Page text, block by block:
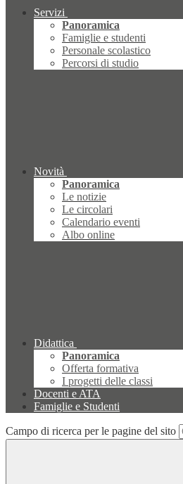
Servizi
Panoramica
Famiglie e studenti
Personale scolastico
Percorsi di studio
Novità
Panoramica
Le notizie
Le circolari
Calendario eventi
Albo online
Didattica
Panoramica
Offerta formativa
I progetti delle classi
Docenti e ATA
Famiglie e Studenti
Campo di ricerca per le pagine del sito